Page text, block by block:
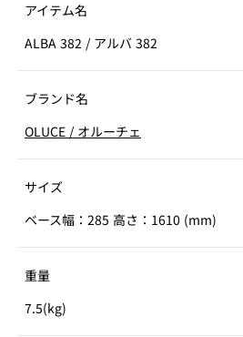
アイテム名
ALBA 382 / アルバ 382
ブランド名
OLUCE / オルーチェ
サイズ
ベース幅：285 高さ：1610 (mm)
重量
7.5(kg)